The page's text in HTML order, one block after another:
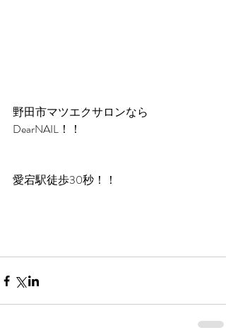
野田市マツエクサロンなら
DearNAIL！！
愛宕駅徒歩30秒！！